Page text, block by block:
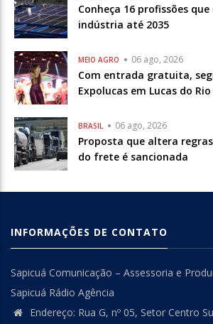
Conheça 16 profissões
indústria até 2035
MEIO AGRO 06 ago, 2026
Com entrada gratuita,
Expolucas em Lucas do
BRASIL 06 ago, 2026
Proposta que altera
do frete é sancionada
INFORMAÇÕES DE CONTATO
Sapicuá Comunicação – Assessoria e
Sapicuá Rádio Agência
Endereço: Rua G, nº 05, Setor Centro